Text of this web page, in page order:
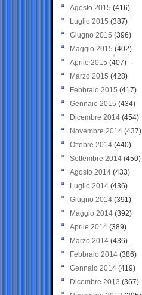
Agosto 2015 (416)
Luglio 2015 (387)
Giugno 2015 (396)
Maggio 2015 (402)
Aprile 2015 (407)
Marzo 2015 (428)
Febbraio 2015 (417)
Gennaio 2015 (434)
Dicembre 2014 (454)
Novembre 2014 (437)
Ottobre 2014 (440)
Settembre 2014 (450)
Agosto 2014 (433)
Luglio 2014 (436)
Giugno 2014 (391)
Maggio 2014 (392)
Aprile 2014 (389)
Marzo 2014 (436)
Febbraio 2014 (386)
Gennaio 2014 (419)
Dicembre 2013 (367)